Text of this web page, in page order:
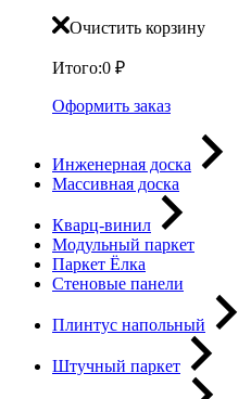
Очистить корзину
Итого:0 ₽
Оформить заказ
Инженерная доска
Массивная доска
Кварц-винил
Модульный паркет
Паркет Ёлка
Стеновые панели
Плинтус напольный
Штучный паркет